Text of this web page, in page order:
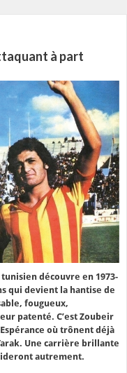
à part
découvre en 1973-
qui devient la hantise de
fougueux,
patenté. C’est Zoubeir
où trônent déjà
Une carrière brillante
autrement.